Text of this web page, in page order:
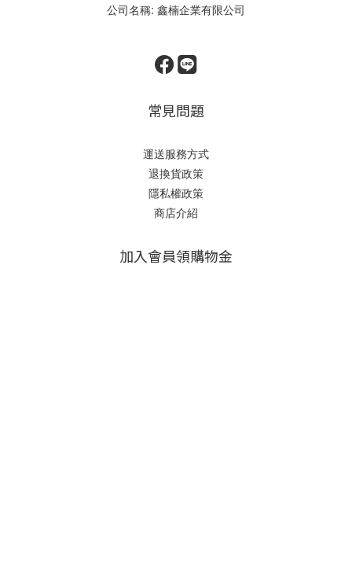
公司名稱: 鑫楠企業有限公司
常見問題
運送服務方式
退換貨政策
隱私權政策
商店介紹
加入會員領購物金